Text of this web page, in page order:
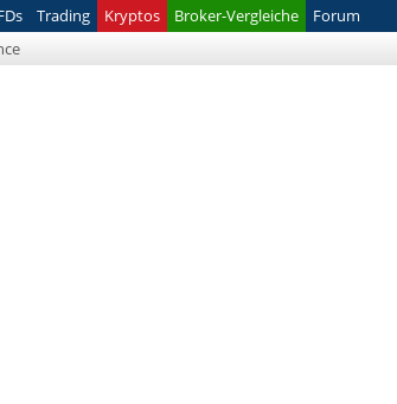
Trading Kryptos Broker-Vergleiche
Forum